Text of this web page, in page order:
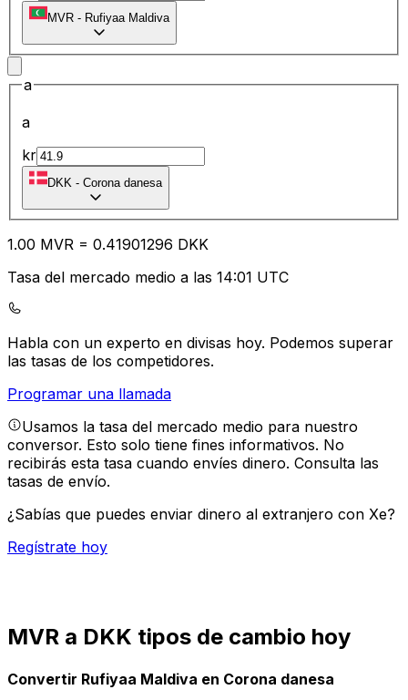
MVR - Rufiyaa Maldiva
a
a
kr
DKK - Corona danesa
1.00 MVR = 0.41901296 DKK
Tasa del mercado medio a las 14:01 UTC
Habla con un experto en divisas hoy. Podemos superar
las tasas de los competidores.
Programar una llamada
Usamos la tasa del mercado medio para nuestro
conversor. Esto solo tiene fines informativos. No
recibirás esta tasa cuando envíes dinero. Consulta las
tasas de envío.
¿Sabías que puedes enviar dinero al extranjero con Xe?
Regístrate hoy
MVR a DKK tipos de cambio hoy
Convertir Rufiyaa Maldiva en Corona danesa